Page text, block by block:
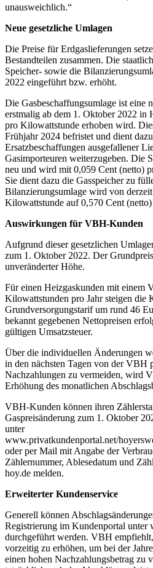
unausweichlich.“
Neue gesetzliche Umlagen
Die Preise für Erdgaslieferungen
Bestandteilen zusammen. Die
Speicher- sowie die
2022 eingeführt bzw. erhöht.
Die Gasbeschaffungsumlage ist eine
erstmalig ab dem 1. Oktober 2022 in
pro Kilowattstunde erhoben wird.
Frühjahr 2024 befristet und dient
Ersatzbeschaffungen ausgefallener
Gasimporteuren weiterzugeben. Die
neu und wird mit 0,059 Cent (netto)
Sie dient dazu die Gasspeicher zu
Bilanzierungsumlage wird von
Kilowattstunde auf 0,570 Cent
Auswirkungen für VBH-Kunden
Aufgrund dieser gesetzlichen
zum 1. Oktober 2022. Der
unveränderter Höhe.
Für einen Heizgaskunden mit einem
Kilowattstunden pro Jahr steigen die
Grundversorgungstarif um rund 46
bekannt gegebenen Nettopreisen
gültigen Umsatzsteuer.
Über die individuellen Änderungen
in den nächsten Tagen von der VBH
Nachzahlungen zu vermeiden, wird
Erhöhung des monatlichen
VBH-Kunden können ihren
Gaspreisänderung zum 1. Oktober
unter
www.privatkundenportal.net/
oder per Mail mit Angabe der
Zählernummer, Ablesedatum und
hoy.de melden.
Erweiterter Kundenservice
Generell können
Registrierung im Kundenportal unter
durchgeführt werden. VBH
vorzeitig zu erhöhen, um bei der
einen hohen Nachzahlungsbetrag zu